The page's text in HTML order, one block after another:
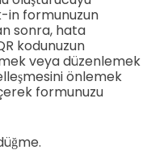
in formunuzun
sonra, hata
kodunuzun
veya düzenlemek
önlemek
formunuzu